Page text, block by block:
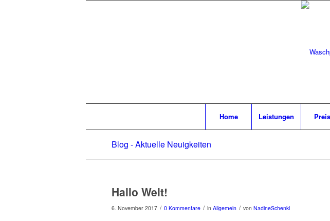
Home Leistungen
Blog - Aktuelle Neuigkeiten
Hallo Welt!
6. November 2017 / 0 Kommentare / in Allgemein / von NadineSchenkl